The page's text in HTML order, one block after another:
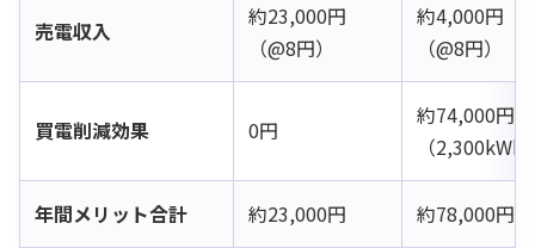
売電収入
約23,000円
（@8円）
約4,000円
（@8円）
買電削減効果 0円
約74,000円
（
年間メリット合計 約23,000円 約78,000円